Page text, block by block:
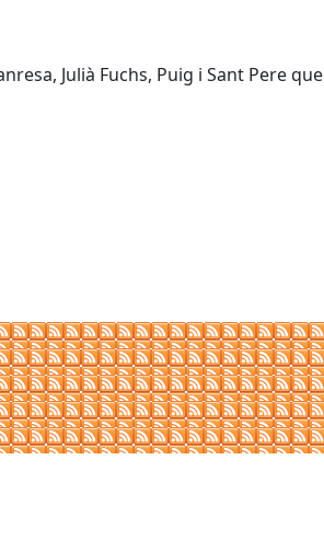
Julià Fuchs, Puig i Sant Pere que